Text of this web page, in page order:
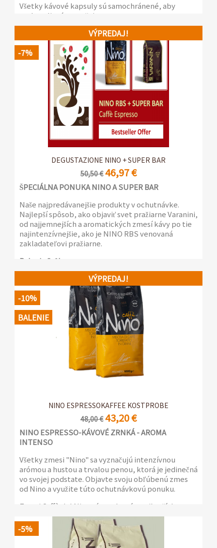
Všetky kávové kapsuly sú samochránené, aby
zachovali arómu našej espressa.
Teraz si môžete vychutnať kvalitu Varanini doma,
rovnako ako v kancelárii, vďaka novej rade
kávových kapsúl a vreciek, vyrobených na
dosiahnutie maximálnej arómy a jedinečnej chuti,
ktorá charakterizuje kávu Varanini línie Bar.
6 balení po 50 samochránených kapsúl
DEGUSTAZIONE NINO + SUPER BAR
50,50 € 46,97 €
ŠPECIÁLNA PONUKA NINO A SUPER BAR
Naše najpredávanejšie produkty v ochutnávke.
Najlepší spôsob, ako objaviť svet pražiarne Varanini,
od najjemnejších a aromatických zmesí kávy po tie
najintenzívnejšie, ako je NINO RBS venovaná
zakladateľovi pražiarne.
Balenie 2x1kg
VÝPREDAJ!
-7%
NINO ESPRESSOKAFFEE KOSTPROBE
48,00 € 43,20 €
NINO ESPRESSO-KÁVOVÉ ZRNKÁ - AROMA
INTENSO
Všetky zmesi "Nino" sa vyznačujú intenzívnou
arómou a hustou a trvalou penou, ktorá je jedinečná
vo svojej podstate. Objavte svoju obľúbenú zmes
od Nino a využite túto ochutnávkovú ponuku.
Zmesi Caffè del Nino sú vyrobené z najlepších
Robusta káv a z 30 alebo 40% vybranej Arabica
kvality, aby ponúkli espresso kávy, ktoré sa
vyznačujú intenzívnymi arómami, ale sú aj bohaté
VÝPREDAJ!
-10%
BALENIE
-5%